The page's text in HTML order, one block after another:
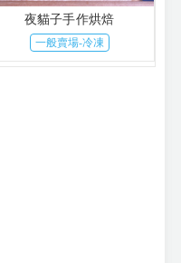
夜貓子手作烘焙
一般賣場-冷凍